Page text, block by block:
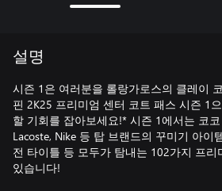
설명
시즌 1은 여러분을 롤랑가로스의 클레이
핀 2K25 프리미엄 센터 코트 패스 시즌 1
할 기회를 잡아보세요!* 시즌 1에서는 코
Lacoste, Nike 등 탑 브랜드의 꾸미기 아이
전 타이틀 등 모두가 탐내는 102가지 프리
있습니다!